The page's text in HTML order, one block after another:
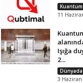
11
Işığa
2...
3 Haziran